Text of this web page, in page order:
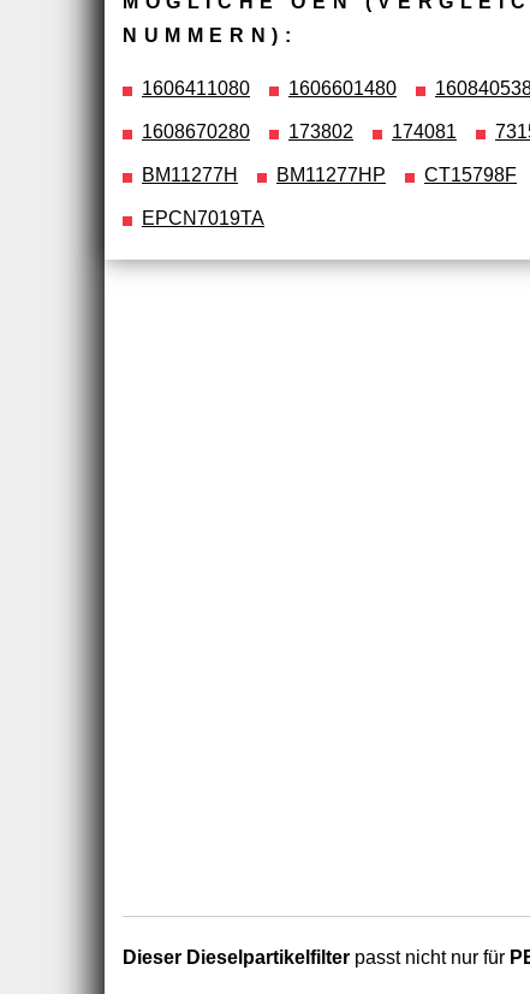
NUMMERN):
1606411080 1606601480
1608670280 173802 174081
BM11277H BM11277HP CT15798F
EPCN7019TA
Dieser Dieselpartikelfilter passt nicht nur für